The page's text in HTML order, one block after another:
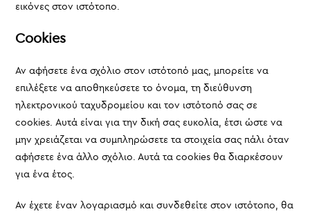
εικόνες στον ιστότοπο.
Cookies
Αν αφήσετε ένα σχόλιο στον ιστότοπό μας, μπορείτε να
επιλέξετε να αποθηκεύσετε το όνομα, τη διεύθυνση
ηλεκτρονικού ταχυδρομείου και τον ιστότοπό σας σε
cookies. Αυτά είναι για την δική σας ευκολία, έτσι ώστε να
μην χρειάζεται να συμπληρώσετε τα στοιχεία σας πάλι όταν
αφήσετε ένα άλλο σχόλιο. Αυτά τα cookies θα διαρκέσουν
για ένα έτος.
Αν έχετε έναν λογαριασμό και συνδεθείτε στον ιστότοπο, θα